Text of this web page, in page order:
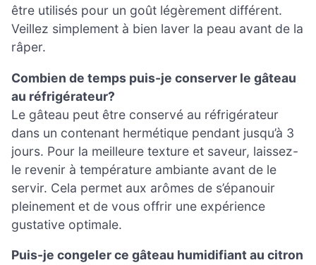
être utilisés pour un goût légèrement différent.
Veillez simplement à bien laver la peau avant de la
râper.
Combien de temps puis-je conserver le gâteau
au réfrigérateur?
Le gâteau peut être conservé au réfrigérateur
dans un contenant hermétique pendant jusqu’à 3
jours. Pour la meilleure texture et saveur, laissez-
le revenir à température ambiante avant de le
servir. Cela permet aux arômes de s’épanouir
pleinement et de vous offrir une expérience
gustative optimale.
Puis-je congeler ce gâteau humidifiant au citron